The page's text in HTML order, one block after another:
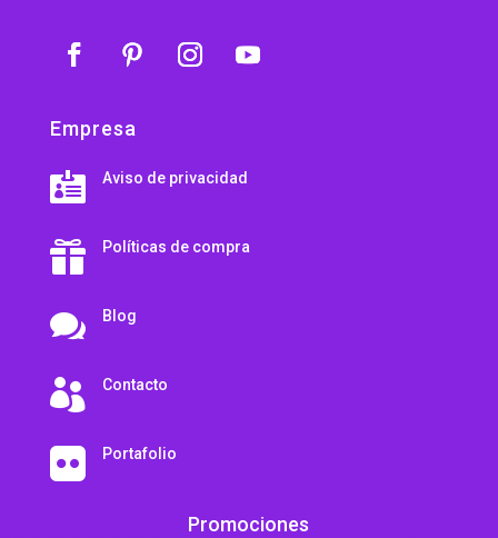
Empresa
 Aviso de privacidad
 Políticas de compra
 Blog
 Contacto
 Portafolio
Promociones